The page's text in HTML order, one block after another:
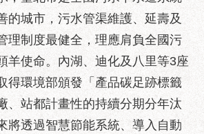
的城市，污水管渠維護、延壽及
理制度最健全，理應肩負全國污
羊使命。內湖、迪化及八里等3座
得環境部頒發「產品碳足跡標籤
、站都計畫性的持續分期分年汰
將透過智慧節能系統、導入自動